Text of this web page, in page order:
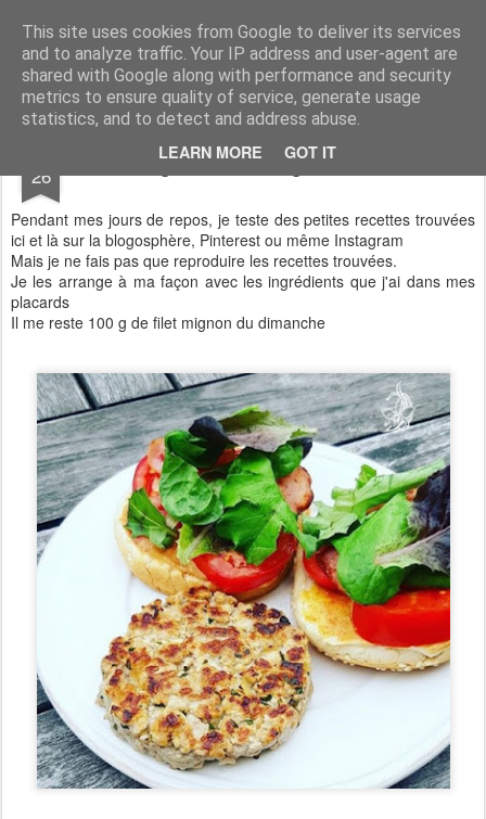
This site uses cookies from Google to deliver its services
and to analyze traffic. Your IP address and user-agent are
shared with Google along with performance and security
metrics to ensure quality of service, generate usage
statistics, and to detect and address abuse.
LEARN MORE GOT IT
Aux papilles by Virginie
26 Burger de filet mignon Maison
Pendant mes jours de repos, je teste des petites recettes trouvées
ici et là sur la blogosphère, Pinterest ou même Instagram
Mais je ne fais pas que reproduire les recettes trouvées.
Je les arrange à ma façon avec les ingrédients que j'ai dans mes
placards
Il me reste 100 g de filet mignon du dimanche